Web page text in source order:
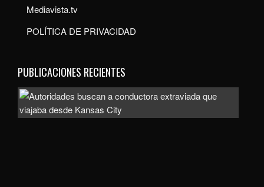
Mediavista.tv
POLÍTICA DE PRIVACIDAD
PUBLICACIONES RECIENTES